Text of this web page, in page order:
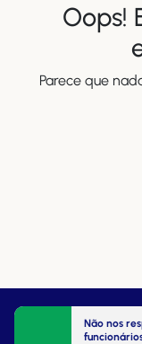
Oops!
Parece que
Não nos